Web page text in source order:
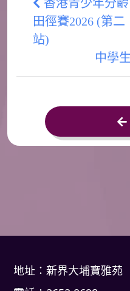
香港青少年分齡
田徑賽2026 (第二
站)
中學
地址：新界大埔寶雅苑